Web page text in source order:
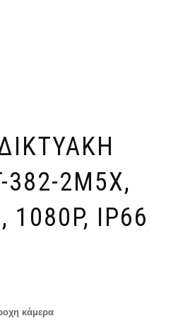
2M5X,
IP66
κάμερα